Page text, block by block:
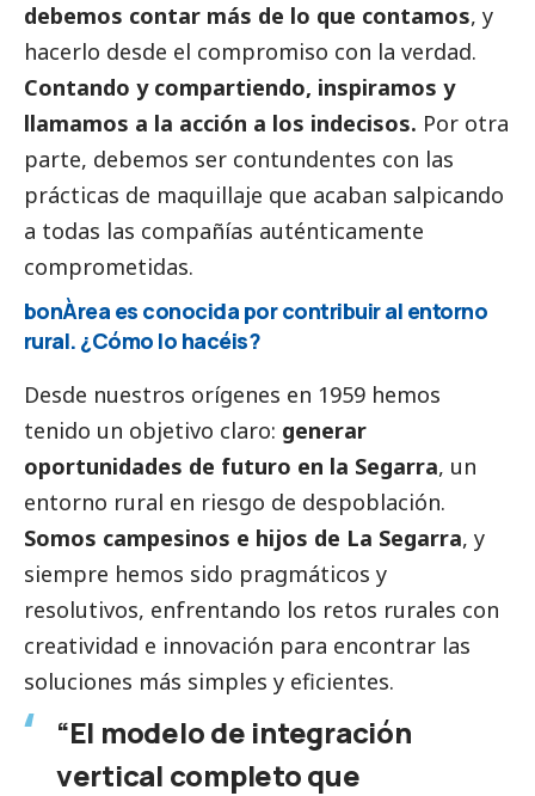
debemos contar más de lo que contamos, y
hacerlo desde el compromiso con la verdad.
Contando y compartiendo, inspiramos y
llamamos a la acción a los indecisos. Por otra
parte, debemos ser contundentes con las
prácticas de maquillaje que acaban salpicando
a todas las compañías auténticamente
comprometidas.
bonÀrea es conocida por contribuir al entorno
rural. ¿Cómo lo hacéis?
Desde nuestros orígenes en 1959 hemos
tenido un objetivo claro: generar
oportunidades de futuro en la Segarra, un
entorno rural en riesgo de despoblación.
Somos campesinos e hijos de La Segarra, y
siempre hemos sido pragmáticos y
resolutivos, enfrentando los retos rurales con
creatividad e innovación para encontrar las
soluciones más simples y eficientes.
“El modelo de integración
vertical completo que